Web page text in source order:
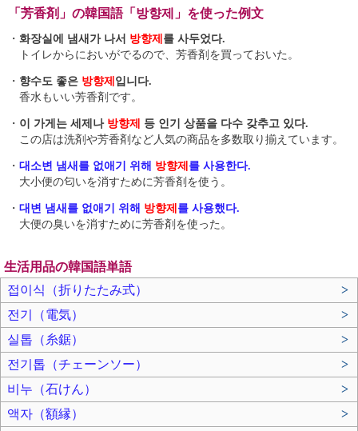
「芳香剤」の韓国語「방향제」を使った例文
・ 화장실에 냄새가 나서 방향제 를 사두었다.
トイレからにおいがでるので、芳香剤を買っておいた。
・ 향수도 좋은 방향제 입니다.
香水もいい芳香剤です。
・ 이 가게는 세제나 방향제
등 인기 상품을 다수 갖추고 있다.
この店は洗剤や芳香剤など人気の商品を多数取り揃えています。
・ 대소변 냄새를 없애기 위해 방향제 를 사용한다.
大小便の匂いを消すために芳香剤を使う。
・ 대변 냄새를 없애기 위해 방향제 를 사용했다.
大便の臭いを消すために芳香剤を使った。
生活用品の韓国語単語
접이식（折りたたみ式）
>
전기（電気）
>
실톱（糸鋸）
>
전기톱（チェーンソー）
>
비누（石けん）
>
액자（額縁）
>